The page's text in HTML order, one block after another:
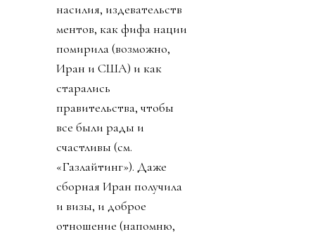
насилия, издевательств
ментов, как фифа нации
помирила (возможно,
Иран и США) и как
старались
правительства, чтобы
все были рады и
счастливы (см.
«Газлайтинг»). Даже
сборная Иран получила
и визы, и доброе
отношение (напомню,